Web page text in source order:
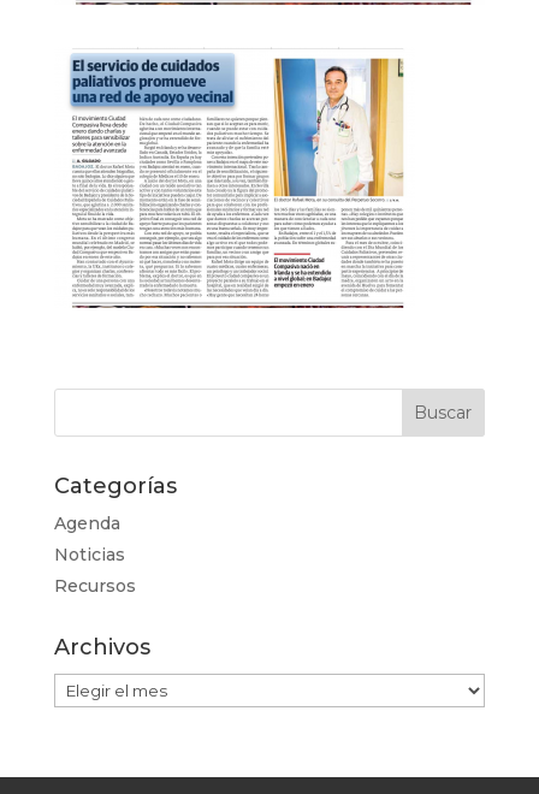
Categorías
Agenda
Noticias
Recursos
Archivos
Archivos